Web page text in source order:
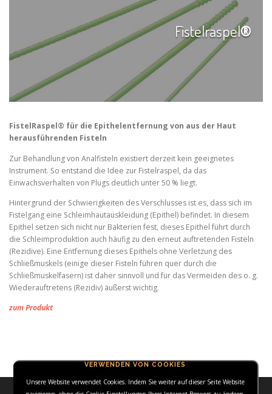
Fistelraspel®
FistelRaspel® für die Epithelentfernung von aus der Haut
herausführenden Fisteln
Zur Behandlung von Analfisteln existiert derzeit kein geeignetes
Instrument. So entstand die Idee zur Fistelraspel, da das
Einwachsverhalten von Plugs deutlich unter 50 % liegt.
Hintergrund der Schwierigkeiten des Verschlusses ist es, dass sich im
Fistelgang eine Schleimhautauskleidung (Epithel) befindet. In diesem
Epithel setzen sich nicht nur Bakterien fest, dieses Epithel führt durch
die Schleimproduktion auch häufig zu den erneut auftretenden Fisteln
(Rezidive). Eine Entfernung dieses Epithels ohne Verletzung des
Schließmuskels (einige dieser Fisteln führen quer durch die
Schließmuskelfasern) ist daher sinnvoll und für das Vermeiden des o. g.
Wiederauftretens (Rezidiv) äußerst wichtig.
zum Produkt
VERWENDEN VON COOKIES
Unsere Website verwendet Cookies. Indem Sie weiter auf dieser Seite Website